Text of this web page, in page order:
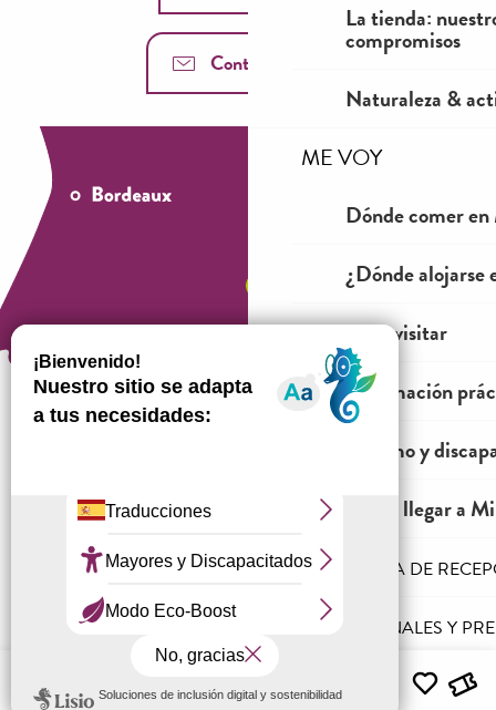
Menú
LA AGENCIA DE
PROFESIONALES Y
La tienda:
compromisos
Naturaleza &
ME VOY
Dónde comer
¿Dónde alojarse
Ver y visitar
Información
Turismo y
Cómo llegar a
Contáctenos
Información jurídica Condiciones generales de venta